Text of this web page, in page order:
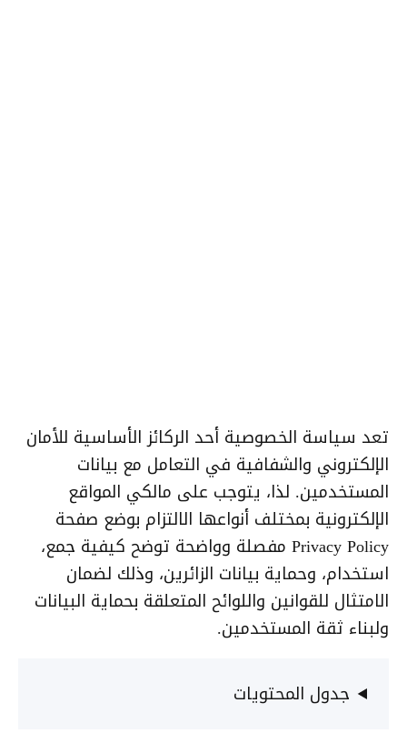
تعد سياسة الخصوصية أحد الركائز الأساسية للأمان
الإلكتروني والشفافية في التعامل مع بيانات
المستخدمين. لذا، يتوجب على مالكي المواقع
الإلكترونية بمختلف أنواعها الالتزام بوضع صفحة
Privacy Policy مفصلة وواضحة توضح كيفية جمع،
استخدام، وحماية بيانات الزائرين، وذلك لضمان
الامتثال للقوانين واللوائح المتعلقة بحماية البيانات
ولبناء ثقة المستخدمين.
جدول المحتويات